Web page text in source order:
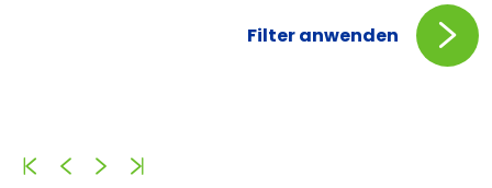
Filter anwenden
AnfangZurückVorwärts